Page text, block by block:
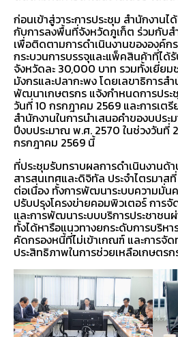
ก่อนเข้าสู่วาระการประชุม สำนักงานไ
กับการลงพื้นที่จังหวัดภูเก็ต ร่วมกับส
เพื่อติดตามการดำเนินงานขององค์ก
กระบวนการบรรจุและแพ็คสินค้าที่ไ
จังหวัดละ 30,000 บาท รวมทั้งเยี่ย
มังกรและปลากะพง โดยเลขาธิการ
พัฒนาเกษตรกร แจ้งกำหนดการประ
วันที่ 10 กรกฎาคม 2569 และการเต
สำนักงานในการนำเสนอคำของบประ
ปีงบประมาณ พ.ศ. 2570 ในช่วงวันที่
กรกฎาคม 2569 นี้
ที่ประชุมรับทราบผลการดำเนินงานด้
สารสนเทศและดิจิทัล ประจำไตรมา
ต่อเนื่อง ทั้งการพัฒนาระบบความมั่น
ปรับปรุงโครงข่ายคอมพิวเตอร์ การ
และการพัฒนาระบบบริการประชาช
ทั้งได้หารือแนวทางยกระดับการบริห
คัดกรองหนี้ที่ไม่เข้าเกณฑ์ และการจั
ประสิทธิภาพในการช่วยเหลือเกษตรก